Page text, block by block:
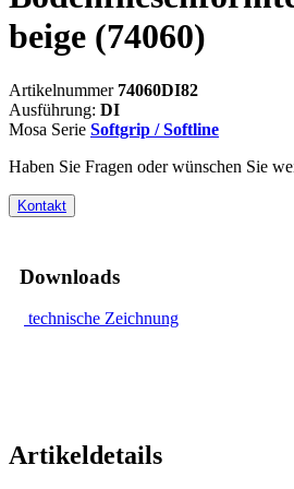
beige (74060)
Artikelnummer 74060DI82
Ausführung: DI
Mosa Serie Softgrip / Softline
Haben Sie Fragen oder wünschen Sie
Kontakt
Downloads
technische Zeichnung
Artikeldetails